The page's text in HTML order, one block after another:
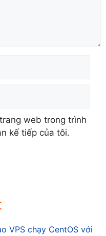
web trong trình
kế tiếp của tôi.
VPS chạy CentOS với